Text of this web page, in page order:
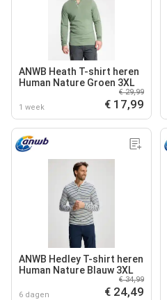
ANWB Heath T-shirt heren
Human Nature Groen 3XL
1 week
€ 29,99
€ 17,99
ANWB Hedley T-shirt heren
Human Nature Blauw 3XL
6 dagen
€ 34,99
€ 24,49